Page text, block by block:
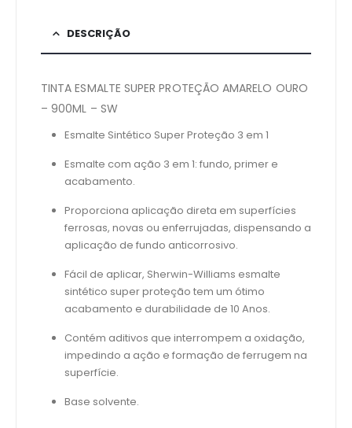
DESCRIÇÃO
TINTA ESMALTE SUPER PROTEÇÃO AMARELO OURO
– 900ML – SW
Esmalte Sintético Super Proteção 3 em 1
Esmalte com ação 3 em 1: fundo, primer e
acabamento.
Proporciona aplicação direta em superfícies
ferrosas, novas ou enferrujadas, dispensando a
aplicação de fundo anticorrosivo.
Fácil de aplicar, Sherwin-Williams esmalte
sintético super proteção tem um ótimo
acabamento e durabilidade de 10 Anos.
Contém aditivos que interrompem a oxidação,
impedindo a ação e formação de ferrugem na
superfície.
Base solvente.